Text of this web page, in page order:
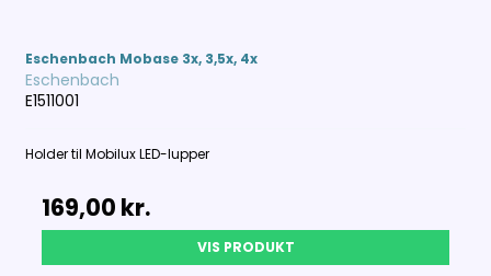
Eschenbach Mobase 3x, 3,5x, 4x
Eschenbach
E1511001
Holder til Mobilux LED-lupper
169,00 kr.
VIS PRODUKT